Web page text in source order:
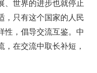
、世界的进步也就停止
，只有这个国家的人民
性，倡导交流互鉴。中
，在交流中取长补短，